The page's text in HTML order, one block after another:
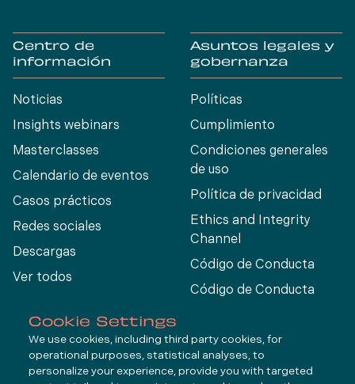
Centro de
información
Noticias
Insights webinars
Masterclasses
Calendario de eventos
Casos prácticos
Redes sociales
Descargas
Ver todos
Asuntos legales y
gobernanza
Políticas
Cumplimiento
Condiciones generales
de uso
Política de privacidad
Ethics and Integrity
Channel
Código de Conducta
Código de Conducta
Connect
Cookie Settings
We use cookies, including third party cookies, for
operational purposes, statistical analyses, to
personalize your experience, provide you with targeted